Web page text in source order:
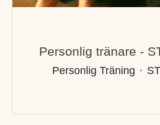
Personlig tränare -
Personlig Träning ·